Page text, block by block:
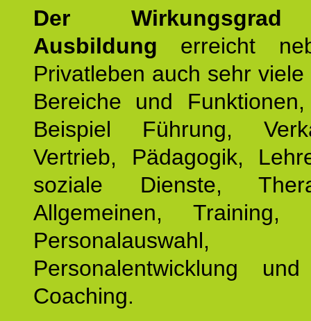
Der
Ausbildung erreicht
Privatleben auch sehr
Bereiche und
Beispiel Führung,
Vertrieb, Pädagogik,
soziale Dienste,
Allgemeinen, Training,
Personalauswahl,
Personalentwicklung
Coaching.